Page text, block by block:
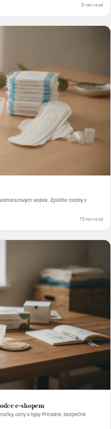
9 min read
vložek. Zjistěte rozdíly v
13 min read
e-shopem
ceny a typy. Prírodné, bezpečné